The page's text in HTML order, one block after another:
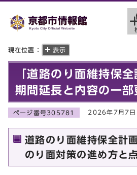
現在位置： 表示
「道路のり面維持保
期間延長と内容の一
ページ番号305781 2026年7月7日
道路のり面維持保全計
のり面対策の進め方と